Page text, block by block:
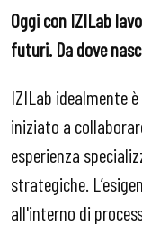
Oggi con IZILab
futuri. Da dove
IZILab idealmente
iniziato a
esperienza
strategiche.
all'interno di